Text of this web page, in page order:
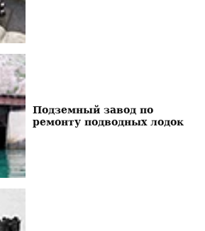
Подземный завод по
ремонту подводных лодок